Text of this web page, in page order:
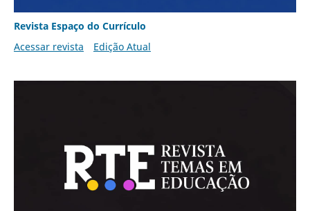
Revista Espaço do Currículo
Acessar revista
Edição Atual